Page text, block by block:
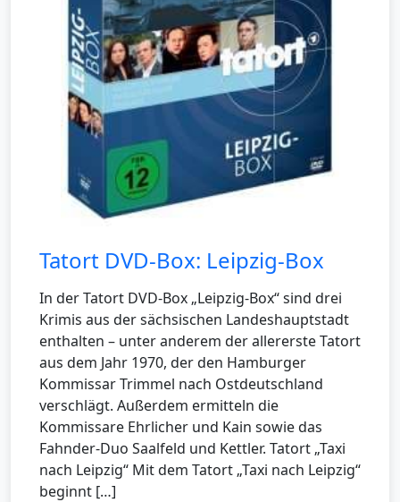
Tatort DVD-Box: Leipzig-Box
In der Tatort DVD-Box „Leipzig-Box“ sind drei
Krimis aus der sächsischen Landeshauptstadt
enthalten – unter anderem der allererste Tatort
aus dem Jahr 1970, der den Hamburger
Kommissar Trimmel nach Ostdeutschland
verschlägt. Außerdem ermitteln die
Kommissare Ehrlicher und Kain sowie das
Fahnder-Duo Saalfeld und Kettler. Tatort „Taxi
nach Leipzig“ Mit dem Tatort „Taxi nach Leipzig“
beginnt […]